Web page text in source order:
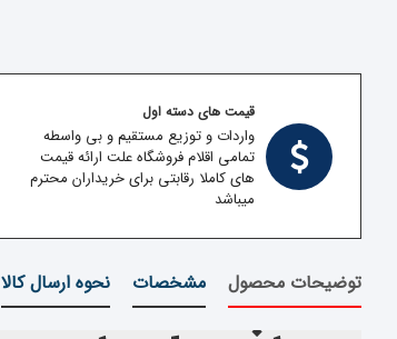
قیمت های دسته اول
واردات و توزیع مستقیم و بی واسطه
تمامی اقلام فروشگاه علت ارائه قیمت
های کاملا رقابتی برای خریداران محترم
میباشد
توضیحات محصول مشخصات نحوه ارسال کالا